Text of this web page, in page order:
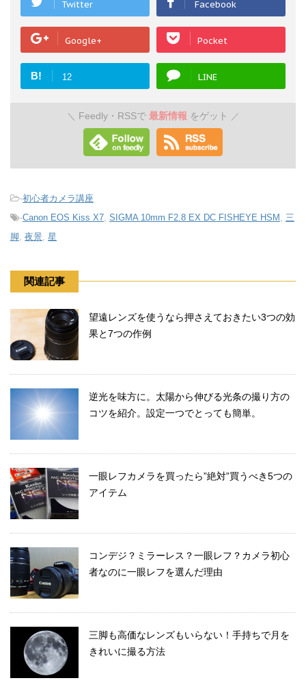
Twitter Facebook
Google+ Pocket
B! 12 LINE
＼ Feedly・RSSで最新情報 をゲット ／
-初心者カメラ講座
-Canon EOS Kiss X7, SIGMA 10mm F2.8 EX DC FISHEYE HSM , 三
脚, 夜景, 星
関連記事
望遠レンズを使うなら押さえておきたい3つの効
果と7つの作例
逆光を味方に。太陽から伸びる光条の撮り方の
コツを紹介。設定一つでとっても簡単。
一眼レフカメラを買ったら”絶対”買うべき5つの
アイテム
コンデジ？ミラーレス？一眼レフ？カメラ初心
者なのに一眼レフを選んだ理由
三脚も高価なレンズもいらない！手持ちで月を
きれいに撮る方法